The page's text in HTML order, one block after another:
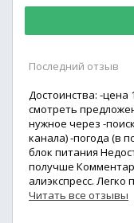
Последний отзыв
Достоинства: -цена
смотреть
нужное через -
канала) -погода (в
блок питания
получше
алиэкспресс.
Читать все отзывы